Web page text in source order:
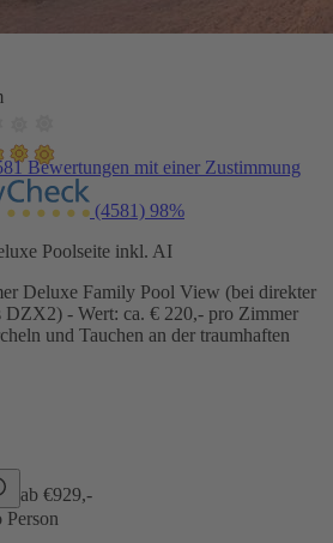
Bewertungen mit einer Zustimmung
(4581) 98%
Poolseite inkl. AI
Deluxe Family Pool View (bei direkter
DZX2) - Wert: ca. € 220,- pro Zimmer
und Tauchen an der traumhaften
ab €929,-
Person